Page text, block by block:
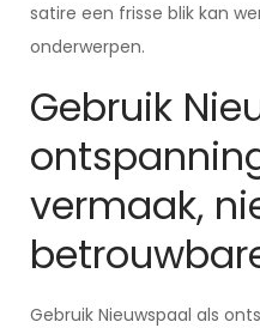
satire een frisse blik kan
onderwerpen.
Gebruik
vermaak,
Gebruik Nieuwspaal als